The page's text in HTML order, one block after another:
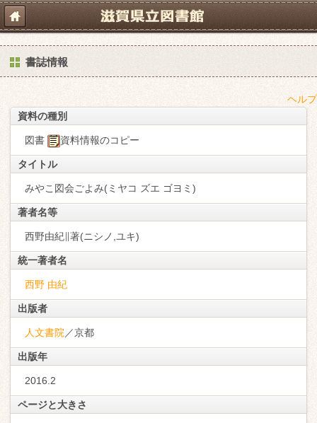
書誌情報
ヘルプ
資料の種別
図書 資料情報のコピー
タイトル
みやこ図会ごよみ(ミヤコ ズエ ゴヨミ)
著者名等
西野由紀∥著(ニシノ,ユキ)
統一著者名
西野 由紀
出版者
人文書院 ／京都
出版年
2016.2
ページと大きさ